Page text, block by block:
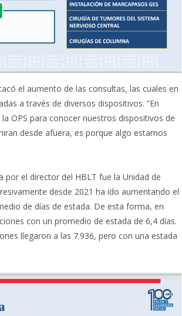
el aumento de las consultas, las cuales en
a través de diversos dispositivos. “En
OPS para conocer nuestros dispositivos de
desde afuera, es porque algo estamos
por el director del HBLT fue la Unidad de
desde 2021 ha ido aumentando el
de días de estada. De esta forma, en
con un promedio de estada de 6,4 días.
llegaron a las 7.936, pero con una estada